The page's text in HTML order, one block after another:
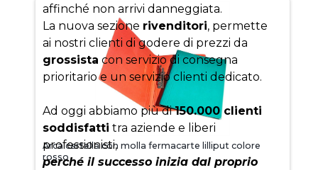
Arca cartella con molla fermacarte lilliput colore
rosso
affinché non arrivi danneggiata.
La nuova sezione rivenditori, permette
ai nostri clienti di godere di prezzi da
grossista con servizio di consegna
prioritario e un servizio clienti dedicato.
Ad oggi abbiamo più di150.000 clienti
soddisfatti tra aziende e liberi
professionisti,
perché il successo inizia dal proprio